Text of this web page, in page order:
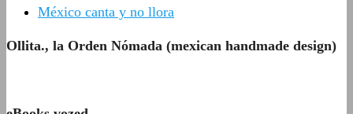
México canta y no llora
Ollita., la Orden Nómada (mexican handmade design)